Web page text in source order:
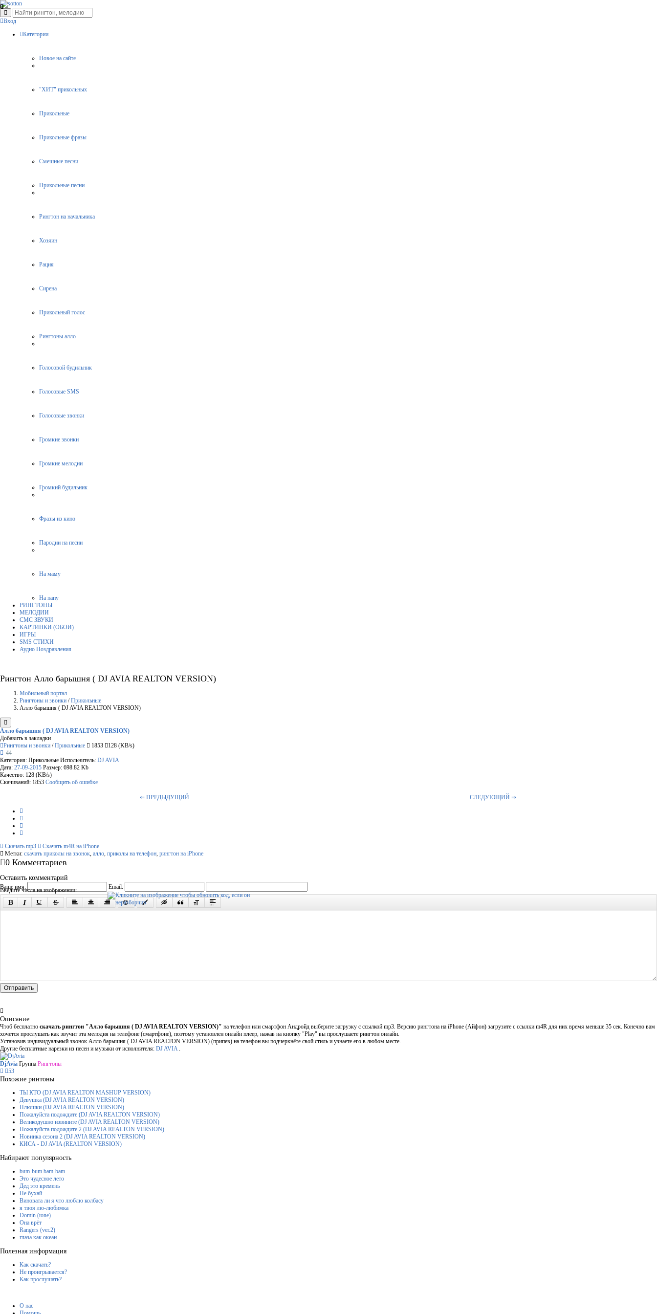
Вход
Категории
Новое на сайте
"ХИТ" прикольных
Прикольные
Прикольные фразы
Смешные песни
Прикольные песни
Рингтон на начальника
Хозяин
Рация
Сирена
Прикольный голос
Рингтоны алло
Голосовой будильник
Голосовые SMS
Голосовые звонки
Громкие звонки
Громкие мелодии
Громкий будильник
Фразы из кино
Пародии на песни
На маму
На папу
РИНГТОНЫ
МЕЛОДИИ
СМС ЗВУКИ
КАРТИНКИ (ОБОИ)
ИГРЫ
SMS СТИХИ
Аудио Поздравления
Рингтон Алло барышня ( DJ AVIA REALTON VERSION)
Мобильный портал
Рингтоны и звонки /Прикольные
Алло барышня ( DJ AVIA REALTON VERSION)
Алло барышня ( DJ AVIA REALTON VERSION)
Добавить в закладки
Рингтоны и звонки /Прикольные 1853
128 (KB/s)
44
Категория: Прикольные Испольнитель: DJ AVIA
Дата: 27-09-2015 Размер: 698.82 Kb
Качество: 128 (KB/s)
Скачиваний: 1853 Сообщить об ошибке
⇐ ПРЕДЫДУЩИЙ СЛЕДУЮЩИЙ ⇒
Скачать mp3
Скачать m4R на iPhone
Метки: скачать приколы на звонок, алло, приколы на телефон, рингтон на iPhone
0 Комментариев
Оставить комментарий
Ваше имя: Email:
Введите числа на изображении:
Отправить
Описание
Чтоб бесплатно скачать рингтон "Алло барышня ( DJ AVIA REALTON VERSION)" на телефон или смартфон Андройд выберите загрузку с ссылкой mp3. Версию рингтона на iPhone (Айфон) загрузите с ссылки m4R для них время меньше 35 сек. Конечно вам
хочется прослушать как звучит эта мелодия на телефоне (смартфоне), поэтому установлен онлайн плеер, нажав на кнопку "Play" вы прослушаете рингтон онлайн.
Установив индивидуальный звонок Алло барышня ( DJ AVIA REALTON VERSION) (припев) на телефон вы подчеркнёте свой стиль и узнаете его в любом месте.
Другие бесплатные нарезки из песен и музыки от исполнителя: DJ AVIA.
DjAvia Группа Рингтоны
53
Похожие ринтоны
ТЫ КТО (DJ AVIA REALTON MASHUP VERSION)
Девушка (DJ AVIA REALTON VERSION)
Плюшки (DJ AVIA REALTON VERSION)
Пожалуйста подождите (DJ AVIA REALTON VERSION)
Великодушно извините (DJ AVIA REALTON VERSION)
Пожалуйста подождите 2 (DJ AVIA REALTON VERSION)
Новинка сезона 2 (DJ AVIA REALTON VERSION)
КИСА - DJ AVIA (REALTON VERSION)
Набирают популярность
bum-bum bam-bam
Это чудесное лето
Дед это кремень
Не бухай
Виновата ли я что люблю колбасу
я твоя лю-любимка
Domin (tone)
Она врёт
Rangers (ver.2)
глаза как океан
Полезная информация
Как скачать?
Не проигрывается?
Как прослушать?
О нас